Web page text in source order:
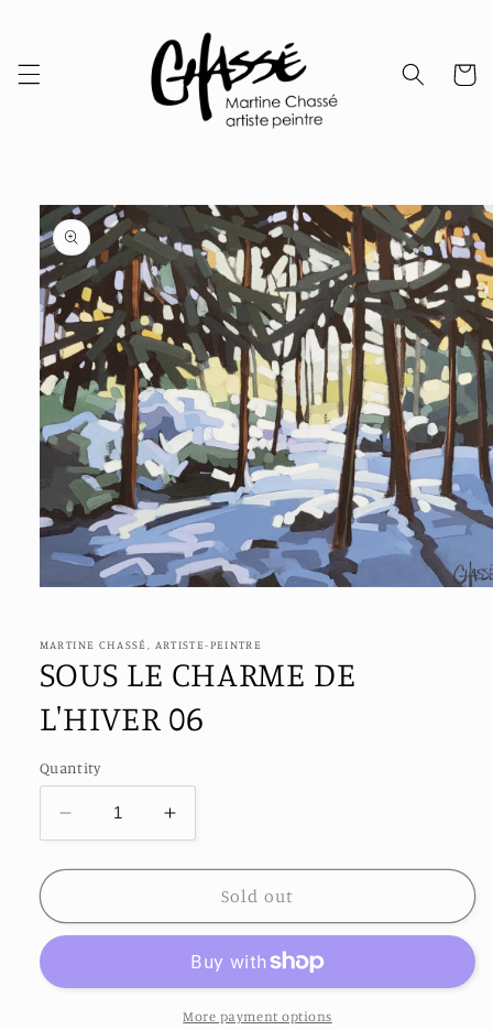
Cart
Skip to
product
information
in
modal
MARTINE CHASSÉ, ARTISTE-PEINTRE
SOUS LE CHARME DE
L'HIVER 06
Quantity
Decrease
quantity
for
LE
CHARME
L&#39;HIVER
Increase
quantity
for
SOUS
LE
DE
L&#39;HIVER
06
Sold out
More payment options